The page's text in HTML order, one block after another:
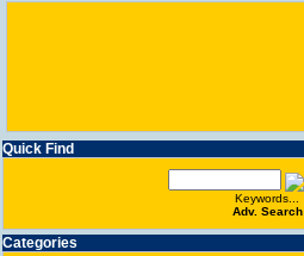
Quick Find
Keywords...
Adv. Search
Categories